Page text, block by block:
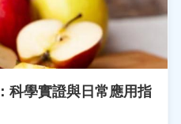
科學實證與日常應用指